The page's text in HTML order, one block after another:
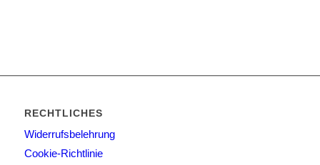
RECHTLICHES
Widerrufsbelehrung
Cookie-Richtlinie